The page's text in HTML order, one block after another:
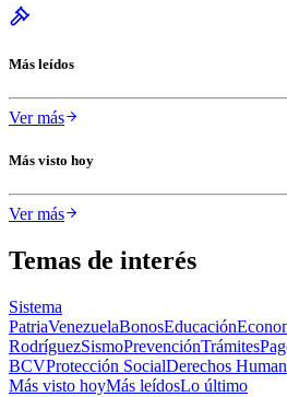
Más leídos
Ver más
Más visto hoy
Ver más
Temas de interés
Sistema
PatriaVenezuelaBonosEducación
RodríguezSismoPrevenciónTrámites
BCVProtección SocialDerechos
Más visto hoyMás leídosLo último